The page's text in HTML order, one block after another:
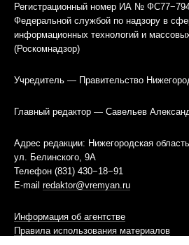
Регистрационный номер ИА №
Федеральной службой по надзору в
информационных технологий и
(Роскомнадзор)
Учредитель — Правительство
Главный редактор — Савельев
Адрес редакции: Нижегородская
ул. Белинского, 9А
Телефон (831) 430−18−91
E-mail redaktor@vremyan.ru
Информация об агентстве
Правила использования материалов